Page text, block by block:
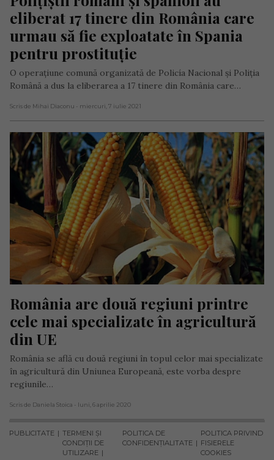
eliberat 17 tinere din România care
urmau să fie exploatate în Spania
pentru prostituție
O operațiune comună organizată de Policía Nacional și Poliția
Română a dus la eliberarea a 17 tinere din România care…
Scris de Mihai Diaconu - miercuri, 7 iulie 2021
România are două regiuni printre
cele mai specializate în agricultură
din UE
România se află cu două regiuni în topul celor mai specializate
în agricultură din Uniunea Europeană, este vorba despre
regiunile…
Scris de Daniela Stoica - luni, 6 aprilie 2020
PUBLICITATE
TERMENI ȘI
CONDIȚII DE
UTILIZARE
POLITICA DE
CONFIDENȚIALITATE
POLITICA PRIVIND
FISIERELE
COOKIES